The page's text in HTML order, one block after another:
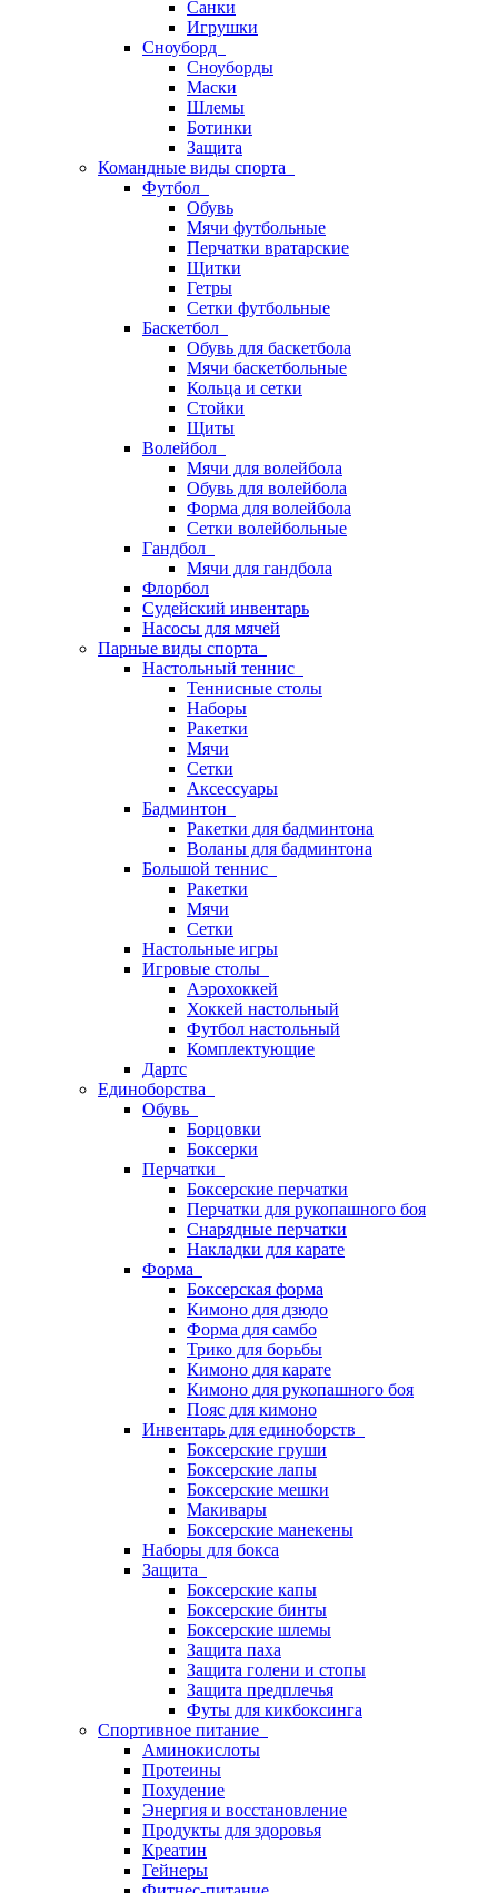
Санки
Игрушки
Сноуборд
Сноуборды
Маски
Шлемы
Ботинки
Защита
Командные виды спорта
Футбол
Обувь
Мячи футбольные
Перчатки вратарские
Щитки
Гетры
Сетки футбольные
Баскетбол
Обувь для баскетбола
Мячи баскетбольные
Кольца и сетки
Стойки
Щиты
Волейбол
Мячи для волейбола
Обувь для волейбола
Форма для волейбола
Сетки волейбольные
Гандбол
Мячи для гандбола
Флорбол
Судейский инвентарь
Насосы для мячей
Парные виды спорта
Настольный теннис
Теннисные столы
Наборы
Ракетки
Мячи
Сетки
Аксессуары
Бадминтон
Ракетки для бадминтона
Воланы для бадминтона
Большой теннис
Ракетки
Мячи
Сетки
Настольные игры
Игровые столы
Аэрохоккей
Хоккей настольный
Футбол настольный
Комплектующие
Дартс
Единоборства
Обувь
Борцовки
Боксерки
Перчатки
Боксерские перчатки
Перчатки для рукопашного боя
Снарядные перчатки
Накладки для карате
Форма
Боксерская форма
Кимоно для дзюдо
Форма для самбо
Трико для борьбы
Кимоно для карате
Кимоно для рукопашного боя
Пояс для кимоно
Инвентарь для единоборств
Боксерские груши
Боксерские лапы
Боксерские мешки
Макивары
Боксерские манекены
Наборы для бокса
Защита
Боксерские капы
Боксерские бинты
Боксерские шлемы
Защита паха
Защита голени и стопы
Защита предплечья
Футы для кикбоксинга
Спортивное питание
Аминокислоты
Протеины
Похудение
Энергия и восстановление
Продукты для здоровья
Креатин
Гейнеры